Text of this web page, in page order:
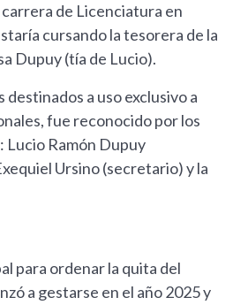
de Licenciatura en
cursando la tesorera de la
Dupuy (tía de Lucio).
destinados a uso exclusivo a
fue reconocido por los
Ramón Dupuy
Ursino (secretario) y la
para ordenar la quita del
a gestarse en el año 2025 y